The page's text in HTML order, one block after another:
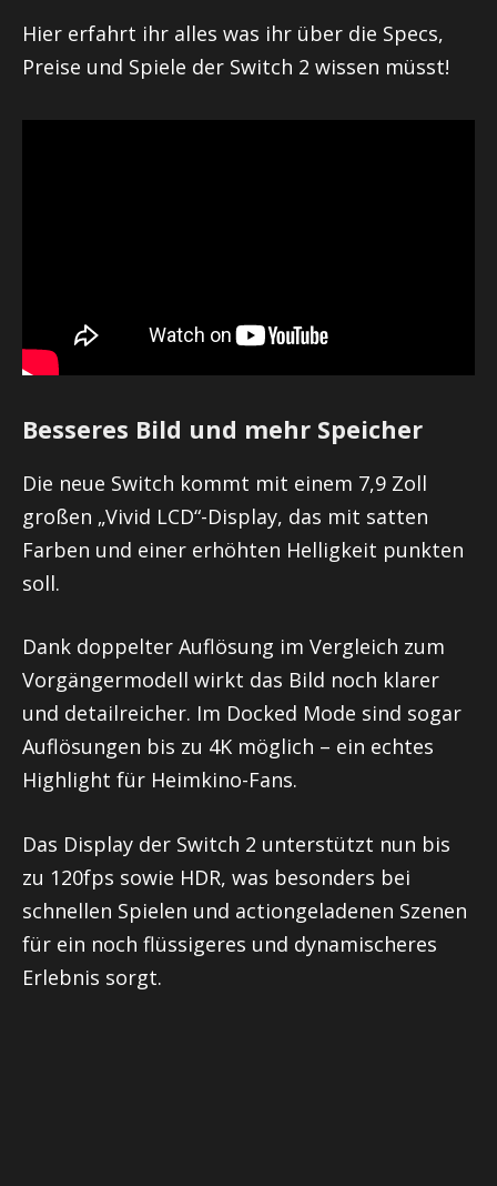
Hier erfahrt ihr alles was ihr über die Specs,
Preise und Spiele der Switch 2 wissen müsst!
Besseres Bild und mehr Speicher
Die neue Switch kommt mit einem 7,9 Zoll
großen „Vivid LCD“-Display, das mit satten
Farben und einer erhöhten Helligkeit punkten
soll.
Dank doppelter Auflösung im Vergleich zum
Vorgängermodell wirkt das Bild noch klarer
und detailreicher. Im Docked Mode sind sogar
Auflösungen bis zu 4K möglich – ein echtes
Highlight für Heimkino-Fans.
Das Display der Switch 2 unterstützt nun bis
zu 120fps sowie HDR, was besonders bei
schnellen Spielen und actiongeladenen Szenen
für ein noch flüssigeres und dynamischeres
Erlebnis sorgt.